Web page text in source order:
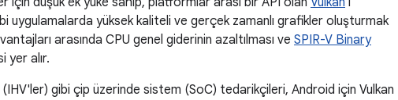
uygulamalarda yüksek kaliteli ve gerçek zamanlı grafikler oluşturmak
arasında CPU genel giderinin azaltılması ve SPIR-V Binary
yer alır.
(IHV'ler) gibi çip üzerinde sistem (SoC) tedarikçileri, Android için Vulkan